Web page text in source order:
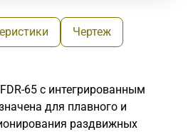
Чертеж
65 с интегрированным
для плавного и
раздвижных